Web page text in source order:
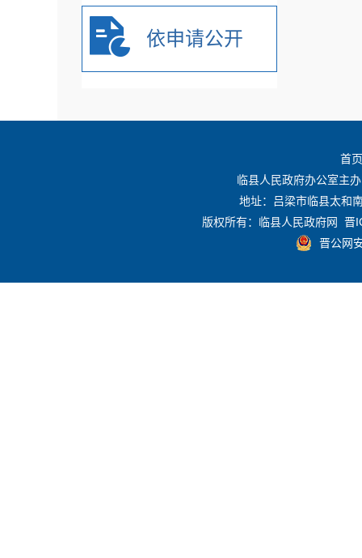
优化营商环境
+
依申请公开
首
临县人民政府办公室主
地址：吕梁市临县太和
版权所有：临县人民政府网晋
晋公网